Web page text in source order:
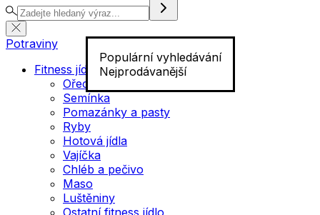
Populární vyhledávání
Nejprodávanější
Potraviny
Fitness jídlo
Ořechy
Semínka
Pomazánky a pasty
Ryby
Hotová jídla
Vajíčka
Chléb a pečivo
Maso
Luštěniny
Ostatní fitness jídlo